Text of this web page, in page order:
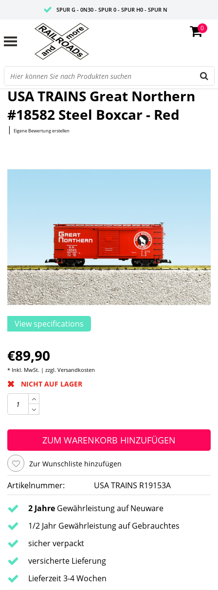
SPUR G - 0N30 - SPUR 0 - SPUR H0 - SPUR N
0
Startseite/Great Northern #18582 Steel Boxcar - Red
USA TRAINS Great Northern
#18582 Steel Boxcar - Red
| Eigene Bewertung erstellen
View specifications
€89,90
* Inkl. MwSt. | zzgl. Versandkosten
NICHT AUF LAGER
ZUM WARENKORB HINZUFÜGEN
Zur Wunschliste hinzufügen
Artikelnummer: USA TRAINS R19153A
2 Jahre Gewährleistung auf Neuware
1/2 Jahr Gewährleistung auf Gebrauchtes
sicher verpackt
versicherte Lieferung
Lieferzeit 3-4 Wochen